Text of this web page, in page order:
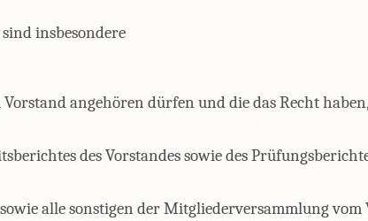
sind insbesondere
angehören dürfen und die das Recht
des Vorstandes sowie des
alle sonstigen der Mitgliederversammlung